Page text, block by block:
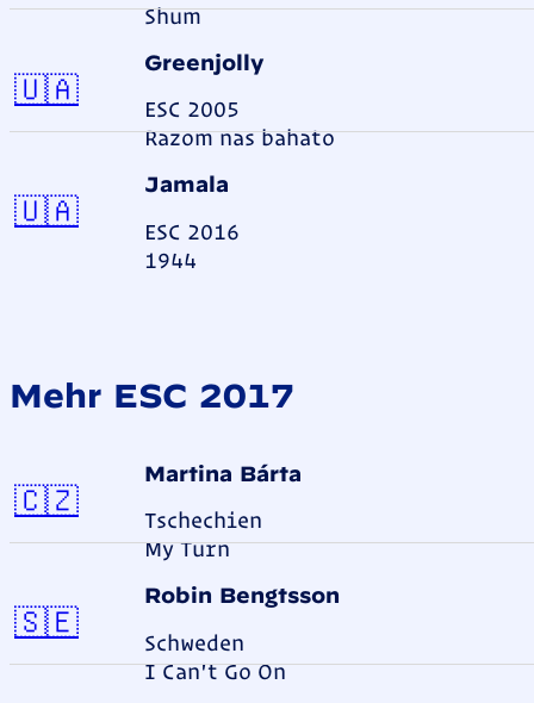
Shum
Greenjolly
ESC 2005
Razom nas bahato
🇺🇦Ukraine
Jamala
ESC 2016
1944
🇺🇦Ukraine
Mehr ESC 2017
Martina Bárta
Tschechien
My Turn
🇨🇿Tschechien
Robin Bengtsson
Schweden
I Can't Go On
🇸🇪Schweden